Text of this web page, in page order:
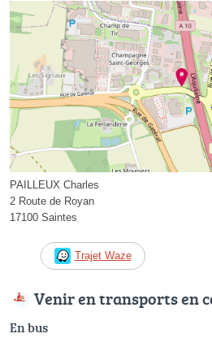
PAILLEUX Charles
2 Route de Royan
17100 Saintes
Trajet Waze
Venir en transports en
En bus